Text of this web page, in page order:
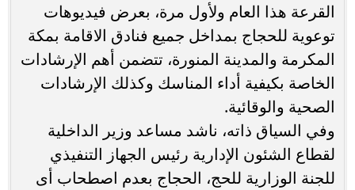
القرعة هذا العام ولأول مرة، بعرض فيديوهات
توعوية للحجاج بمداخل جميع فنادق الاقامة بمكة
المكرمة والمدينة المنورة، تتضمن أهم الإرشادات
الخاصة بكيفية أداء المناسك وكذلك الإرشادات
الصحية والوقائية.
وفي السياق ذاته، ناشد مساعد وزير الداخلية
لقطاع الشئون الإدارية رئيس الجهاز التنفيذي
للجنة الوزارية للحج، الحجاج بعدم اصطحاب أى